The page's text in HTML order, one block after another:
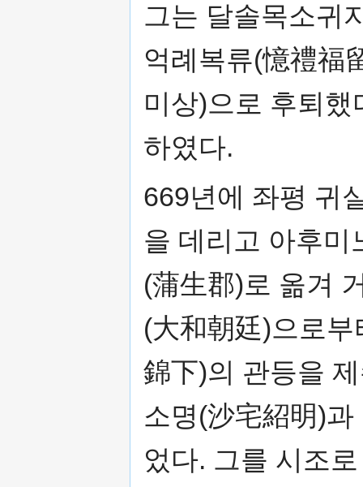
그는 달솔목소귀
억례복류(憶禮福
미상)으로 후퇴
하였다.
669년에 좌평 귀
을 데리고 아후미
(蒲生郡)로 옮겨
(大和朝廷)으로
錦下)의 관등을
소명(沙宅紹明)
었다. 그를 시조